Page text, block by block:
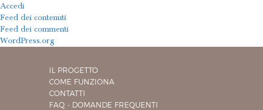
Accedi
Feed dei contenuti
Feed dei commenti
WordPress.org
IL PROGETTO
COME FUNZIONA
CONTATTI
FAQ - DOMANDE FREQUENTI